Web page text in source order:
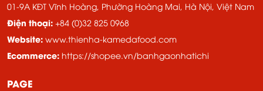
01-9A KĐT Vĩnh Hoàng, ​​Phường Hoàng Mai, Hà Nội, Việt Nam
Điện thoại: +84 (0)32 825 0968
Website: www.thienha-kamedafood.com
Ecommerce: https://shopee.vn/banhgaonhatichi
PAGE